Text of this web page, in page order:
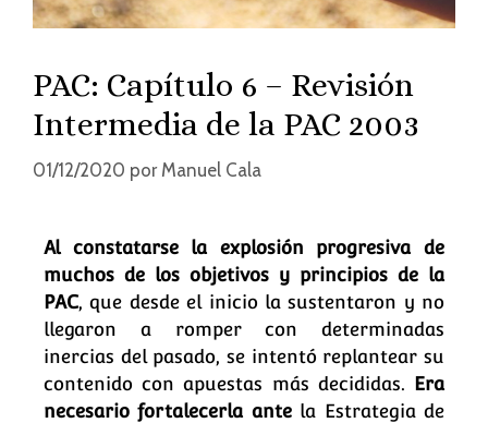
PAC: Capítulo 6 – Revisión
Intermedia de la PAC 2003
01/12/2020 por Manuel Cala
Al constatarse la explosión progresiva de
muchos de los objetivos y principios de la
PAC, que desde el inicio la sustentaron y no
llegaron a romper con determinadas
inercias del pasado, se intentó replantear su
contenido con apuestas más decididas. Era
necesario fortalecerla antela Estrategia de